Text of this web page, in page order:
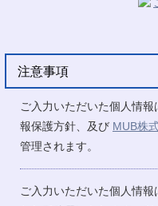
注意事項
ご入力いただいた個人情
報保護方針、及び MUB株
管理されます。
ご入力いただいた個人情